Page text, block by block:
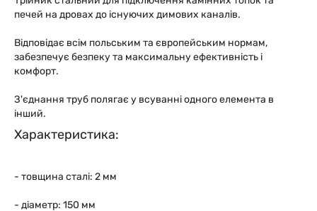
печей на дровах до існуючих димових каналів.
Відповідає всім польським та європейським нормам,
забезпечує безпеку та максимальну ефективність і
комфорт.
З'єднання труб полягає у всуванні одного елемента в
інший.
Характеристика:
- товщина сталі: 2 мм
- діаметр: 150 мм